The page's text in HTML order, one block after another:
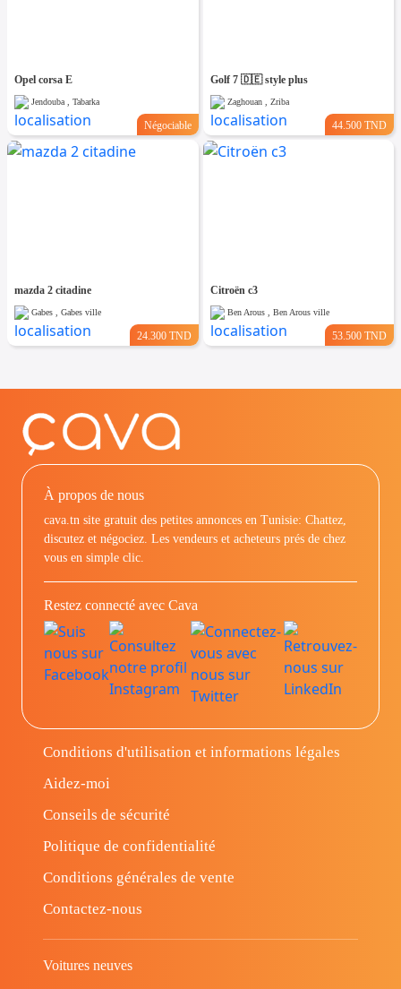
Opel corsa E
Jendouba , Tabarka
Négociable
Golf 7 🇩🇪 style plus
Zaghouan , Zriba
44.500 TND
mazda 2 citadine
Gabes , Gabes ville
24.300 TND
Citroën c3
Ben Arous , Ben Arous ville
53.500 TND
À propos de nous
cava.tn site gratuit des petites annonces en Tunisie: Chattez,
discutez et négociez. Les vendeurs et acheteurs prés de chez
vous en simple clic.
Restez connecté avec Cava
Conditions d'utilisation et informations légales
Aidez-moi
Conseils de sécurité
Politique de confidentialité
Conditions générales de vente
Contactez-nous
Voitures neuves